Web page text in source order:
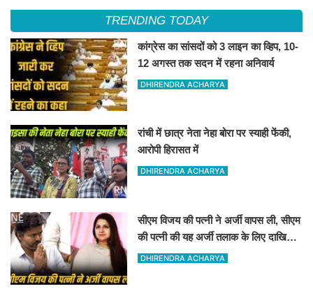
TRENDING TODAY
कांग्रेस का सांसदों को 3 लाइन का व्हिप, 10-
12 अगस्त तक सदन में रहना अनिवार्य
DHIRENDRA ACHARYA
रांची में छात्र नेता नेहा बोरा पर स्याही फेंकी,
आरोपी हिरासत में
DHIRENDRA ACHARYA
सीएम विजय की पत्नी ने अर्जी वापस ली, सीएम
की पत्नी की यह अर्जी तलाक के लिए दाखिल
थी
DHIRENDRA ACHARYA